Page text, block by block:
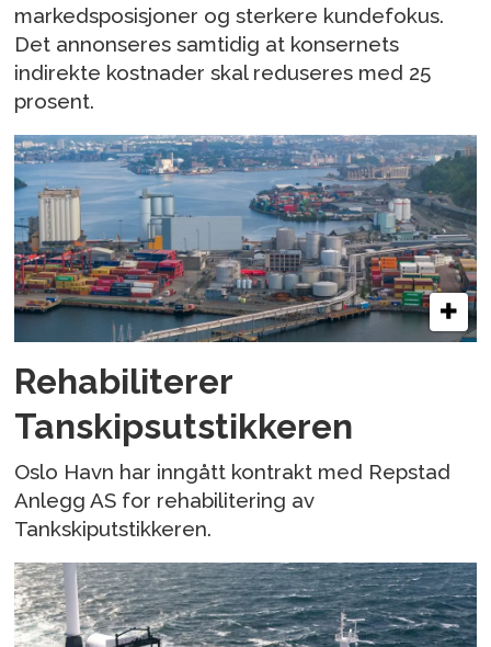
markedsposisjoner og sterkere kundefokus.
Det annonseres samtidig at konsernets
indirekte kostnader skal reduseres med 25
prosent.
Rehabiliterer
Tanskipsutstikkeren
Oslo Havn har inngått kontrakt med Repstad
Anlegg AS for rehabilitering av
Tankskiputstikkeren.